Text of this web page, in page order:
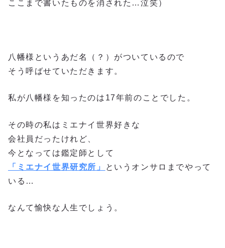
ここまで書いたものを消された…泣笑）
八幡様というあだ名（？）がついているので
そう呼ばせていただきます。
私が八幡様を知ったのは17年前のことでした。
その時の私はミエナイ世界好きな
会社員だったけれど、
今となっては鑑定師として
「ミエナイ世界研究所」
というオンサロまでやって
いる…
なんて愉快な人生でしょう。